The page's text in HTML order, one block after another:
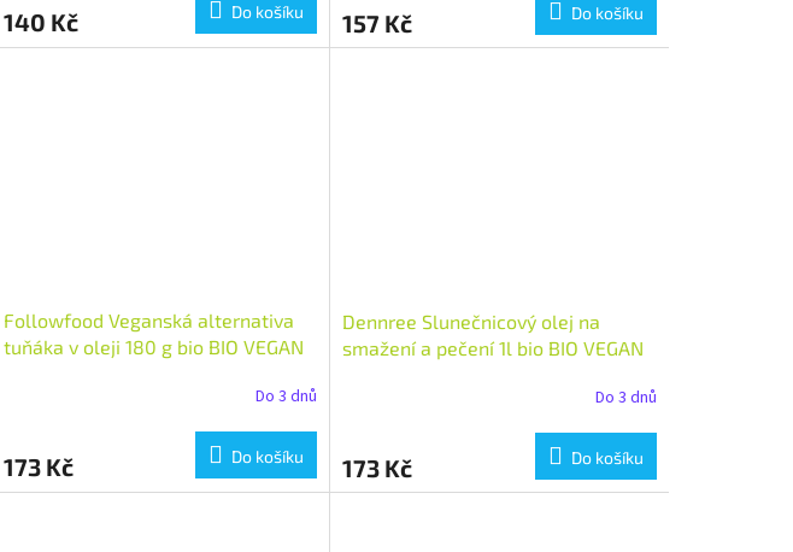
140 Kč Do košíku 157 Kč Do košíku
Followfood Veganská alternativa
tuňáka v oleji 180 g bio BIO VEGAN
je
2,0
Do 3 dnů
173 Kč Do košíku
Dennree Slunečnicový olej na
smažení a pečení 1l bio BIO VEGAN
Do 3 dnů
173 Kč Do košíku